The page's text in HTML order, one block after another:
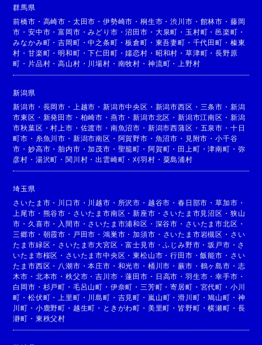
群馬県
前橋市 ・ 高崎市 ・ 太田市 ・伊勢崎市 ・桐生市 ・渋川市 ・ 館林市 ・ 藤岡
市 ・安中市 ・富岡市 ・みどり市 ・沼田市 ・ 大泉町 ・ 玉村町 ・邑楽町 ・
みなかみ町 ・吉岡町 ・中之条町 ・板倉町 ・ 東吾妻町 ・ 千代田町 ・ 榛東
村 ・甘楽町 ・明和町 ・下仁田町 ・嬬恋村 ・ 昭和村 ・ 草津町 ・長野原
町 ・ 片品村 ・高山村 ・ 川場村 ・ 南牧村 ・ 神流町 ・上野村
新潟県
新潟市 ・ 長岡市 ・ 上越市 ・新潟市中央区 ・ 新潟市西区 ・ 三条市 ・ 新潟
市東区 ・ 新発田市 ・ 柏崎市 ・ 燕市 ・新潟市北区 ・新潟市江南区 ・ 新潟
市秋葉区 ・村上市 ・ 佐渡市 ・ 南魚沼市 ・ 新潟市西蒲区 ・ 五泉市 ・ 十日
町市 ・ 糸魚川市 ・ 新潟市南区 ・ 阿賀野市 ・ 魚沼市 ・ 見附市 ・小千谷
市 ・妙高市 ・ 胎内市 ・加茂市 ・ 聖籠町 ・ 阿賀町 ・ 田上町 ・津南町 ・ 弥
彦村 ・ 湯沢町 ・ 関川村 ・出雲崎町 ・刈羽村 ・ 粟島浦村
埼玉県
さいたま市 ・ 川口市 ・ 川越市 ・ 所沢市 ・ 越谷市 ・春日部市 ・草加市 ・
上尾市 ・ 熊谷市 ・ さいたま市南区 ・新座市 ・ さいたま市見沼区 ・ 狭山
市 ・ 久喜市 ・ 入間市 ・ さいたま市浦和区 ・ 深谷市 ・ さいたま市北区 ・
三郷市 ・ 朝霞市 ・ 戸田市 ・鴻巣市 ・加須市 ・ さいたま市岩槻区 ・ さい
たま市緑区 ・ さいたま市大宮区 ・富士見市 ・ふじみ野市 ・坂戸市 ・ さ
いたま市桜区 ・ さいたま市中央区 ・東松山市 ・行田市 ・飯能市 ・ さい
たま市西区 ・ 八潮市 ・本庄市 ・ 和光市 ・ 桶川市 ・蕨市 ・ 鶴ヶ島市 ・ 志
木市 ・ 北本市 ・秩父市 ・吉川市 ・蓮田市 ・ 日高市 ・ 羽生市 ・幸手市 ・
白岡市 ・ 杉戸町 ・ 毛呂山町 ・ 伊奈町 ・三芳町 ・寄居町 ・ 宮代町 ・ 小川
町 ・松伏町 ・上里町 ・ 川島町 ・ 吉見町 ・ 嵐山町 ・滑川町 ・鳩山町 ・ 神
川町 ・ 小鹿野町 ・ 越生町 ・ ときがわ町 ・ 美里町 ・ 皆野町 ・横瀬町 ・ 長
瀞町 ・ 東秩父村